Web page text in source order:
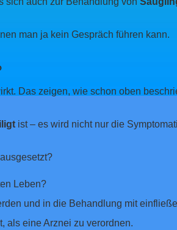
man ja kein Gespräch führen kann.
Das zeigen, wie schon oben
ist – es wird nicht nur die
Leben?
und in die Behandlung mit
als eine Arznei zu verordnen.